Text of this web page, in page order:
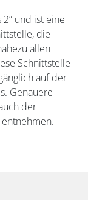
und ist eine
die
allen
Schnittstelle
auf der
Genauere
der